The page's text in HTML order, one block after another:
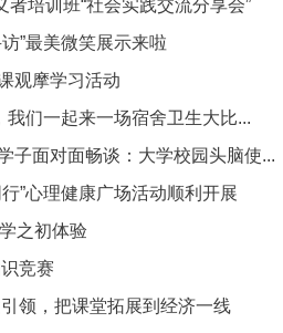
培训班“社会实践交流分享会”
”最美微笑展示来啦
观摩学习活动
我们一起来一场宿舍卫生大比...
子面对面畅谈：大学校园头脑使...
”心理健康广场活动顺利开展
之初体验
竞赛
领，把课堂拓展到经济一线